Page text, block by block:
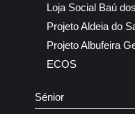
Loja Social Baú
Projeto Aldeia do
Projeto Albufeira
ECOS
Sénior